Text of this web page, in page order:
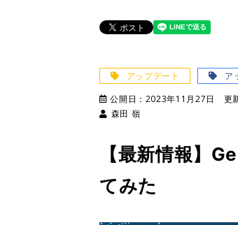
Gemini 導入支援 AI
アップデート ア
公開日： 2023年11月27日 更
森田 嶺
【最新情報】
てみた